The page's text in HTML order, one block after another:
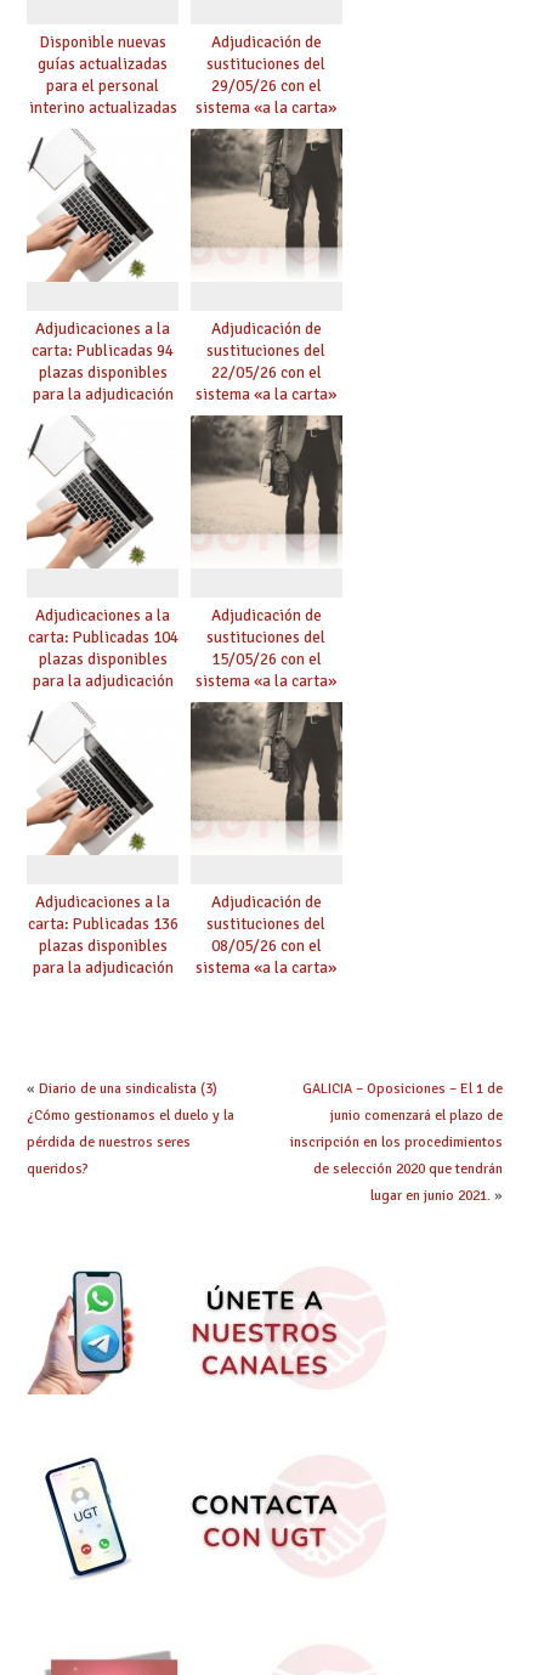
Disponible nuevas
guías actualizadas
para el personal
interino actualizadas
para el curso 26/27
Adjudicación de
sustituciones del
29/05/26 con el
sistema «a la carta»
conseguido con el
Acuerdo de Mejoras
Adjudicaciones a la
carta: Publicadas 94
plazas disponibles
para la adjudicación
de mañana y abierto
plazo de solicitudes
Adjudicación de
sustituciones del
22/05/26 con el
sistema «a la carta»
conseguido con el
Acuerdo de Mejoras
Adjudicaciones a la
carta: Publicadas 104
plazas disponibles
para la adjudicación
de mañana y abierto
plazo de solicitudes
Adjudicación de
sustituciones del
15/05/26 con el
sistema «a la carta»
conseguido con el
Acuerdo de Mejoras
Adjudicaciones a la
carta: Publicadas 136
plazas disponibles
para la adjudicación
Adjudicación de
sustituciones del
08/05/26 con el
sistema «a la carta»
« Diario de una sindicalista (3)
¿Cómo gestionamos el duelo y la
pérdida de nuestros seres
queridos?
GALICIA – Oposiciones – El 1 de
junio comenzará el plazo de
inscripción en los procedimientos
de selección 2020 que tendrán
lugar en junio 2021.»